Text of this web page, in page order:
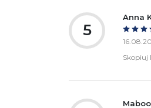
5
Anna
Skopiuj